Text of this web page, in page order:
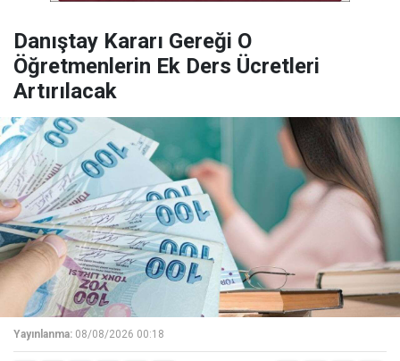
Danıştay Kararı Gereği O
Öğretmenlerin Ek Ders Ücretleri
Artırılacak
Yayınlanma: 08/08/2026 00:18